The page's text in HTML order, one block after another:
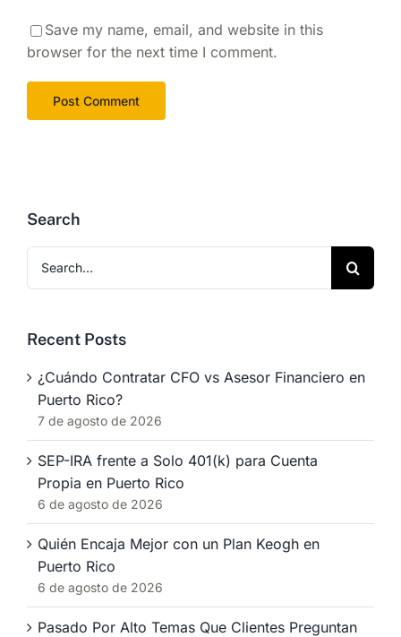
Save my name, email, and website in this
browser for the next time I comment.
Search
for:
Recent Posts
¿Cuándo Contratar CFO vs Asesor Financiero en
Puerto Rico?
7 de agosto de 2026
SEP-IRA frente a Solo 401(k) para Cuenta
Propia en Puerto Rico
6 de agosto de 2026
Quién Encaja Mejor con un Plan Keogh en
Puerto Rico
6 de agosto de 2026
Pasado Por Alto Temas Que Clientes Preguntan